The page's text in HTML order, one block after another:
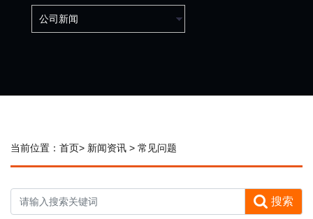
当前位置： 首页> 新闻资讯 > 常见问题
搜索